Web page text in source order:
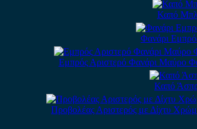
Καπό
Φανάρι
Εμπρός Αριστερό Φανάρι Μαύρο
Καπό
Προβολέας Αριστερός με Δίχτυ